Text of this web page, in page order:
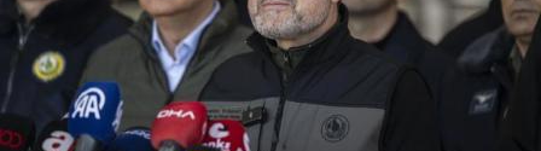
Savunma Sanayi
Seçim 2023